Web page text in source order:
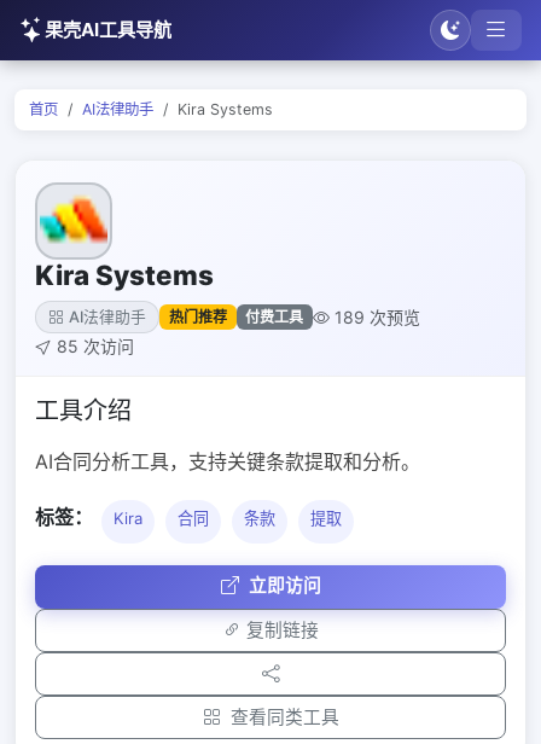
果壳AI工具导航
首页 AI法律助手 Kira Systems
Kira Systems
AI法律助手 热门推荐 付费工具
189 次预览
85 次访问
工具介绍
AI合同分析工具，支持关键条款提取和分析。
标签： Kira 合同 条款 提取
立即访问
复制链接
查看同类工具